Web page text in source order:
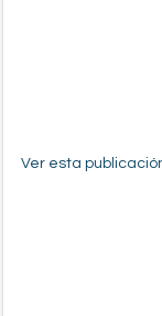
Ver esta